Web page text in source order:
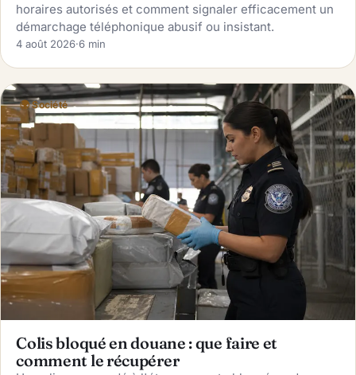
horaires autorisés et comment signaler efficacement un
démarchage téléphonique abusif ou insistant.
4 août 2026·6 min
🌍 Société
Colis bloqué en douane : que faire et
comment le récupérer